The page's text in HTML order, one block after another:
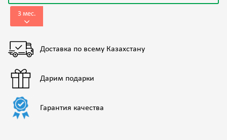
3 мес.
Доставка по всему Казахстану
Дарим подарки
Гарантия качества